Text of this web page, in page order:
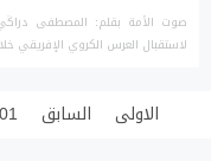
صوت الأمة بقلم: المصطفى دراݣي
لاستقبال العرس الكروي الإفريقي
الاولى السابق 01